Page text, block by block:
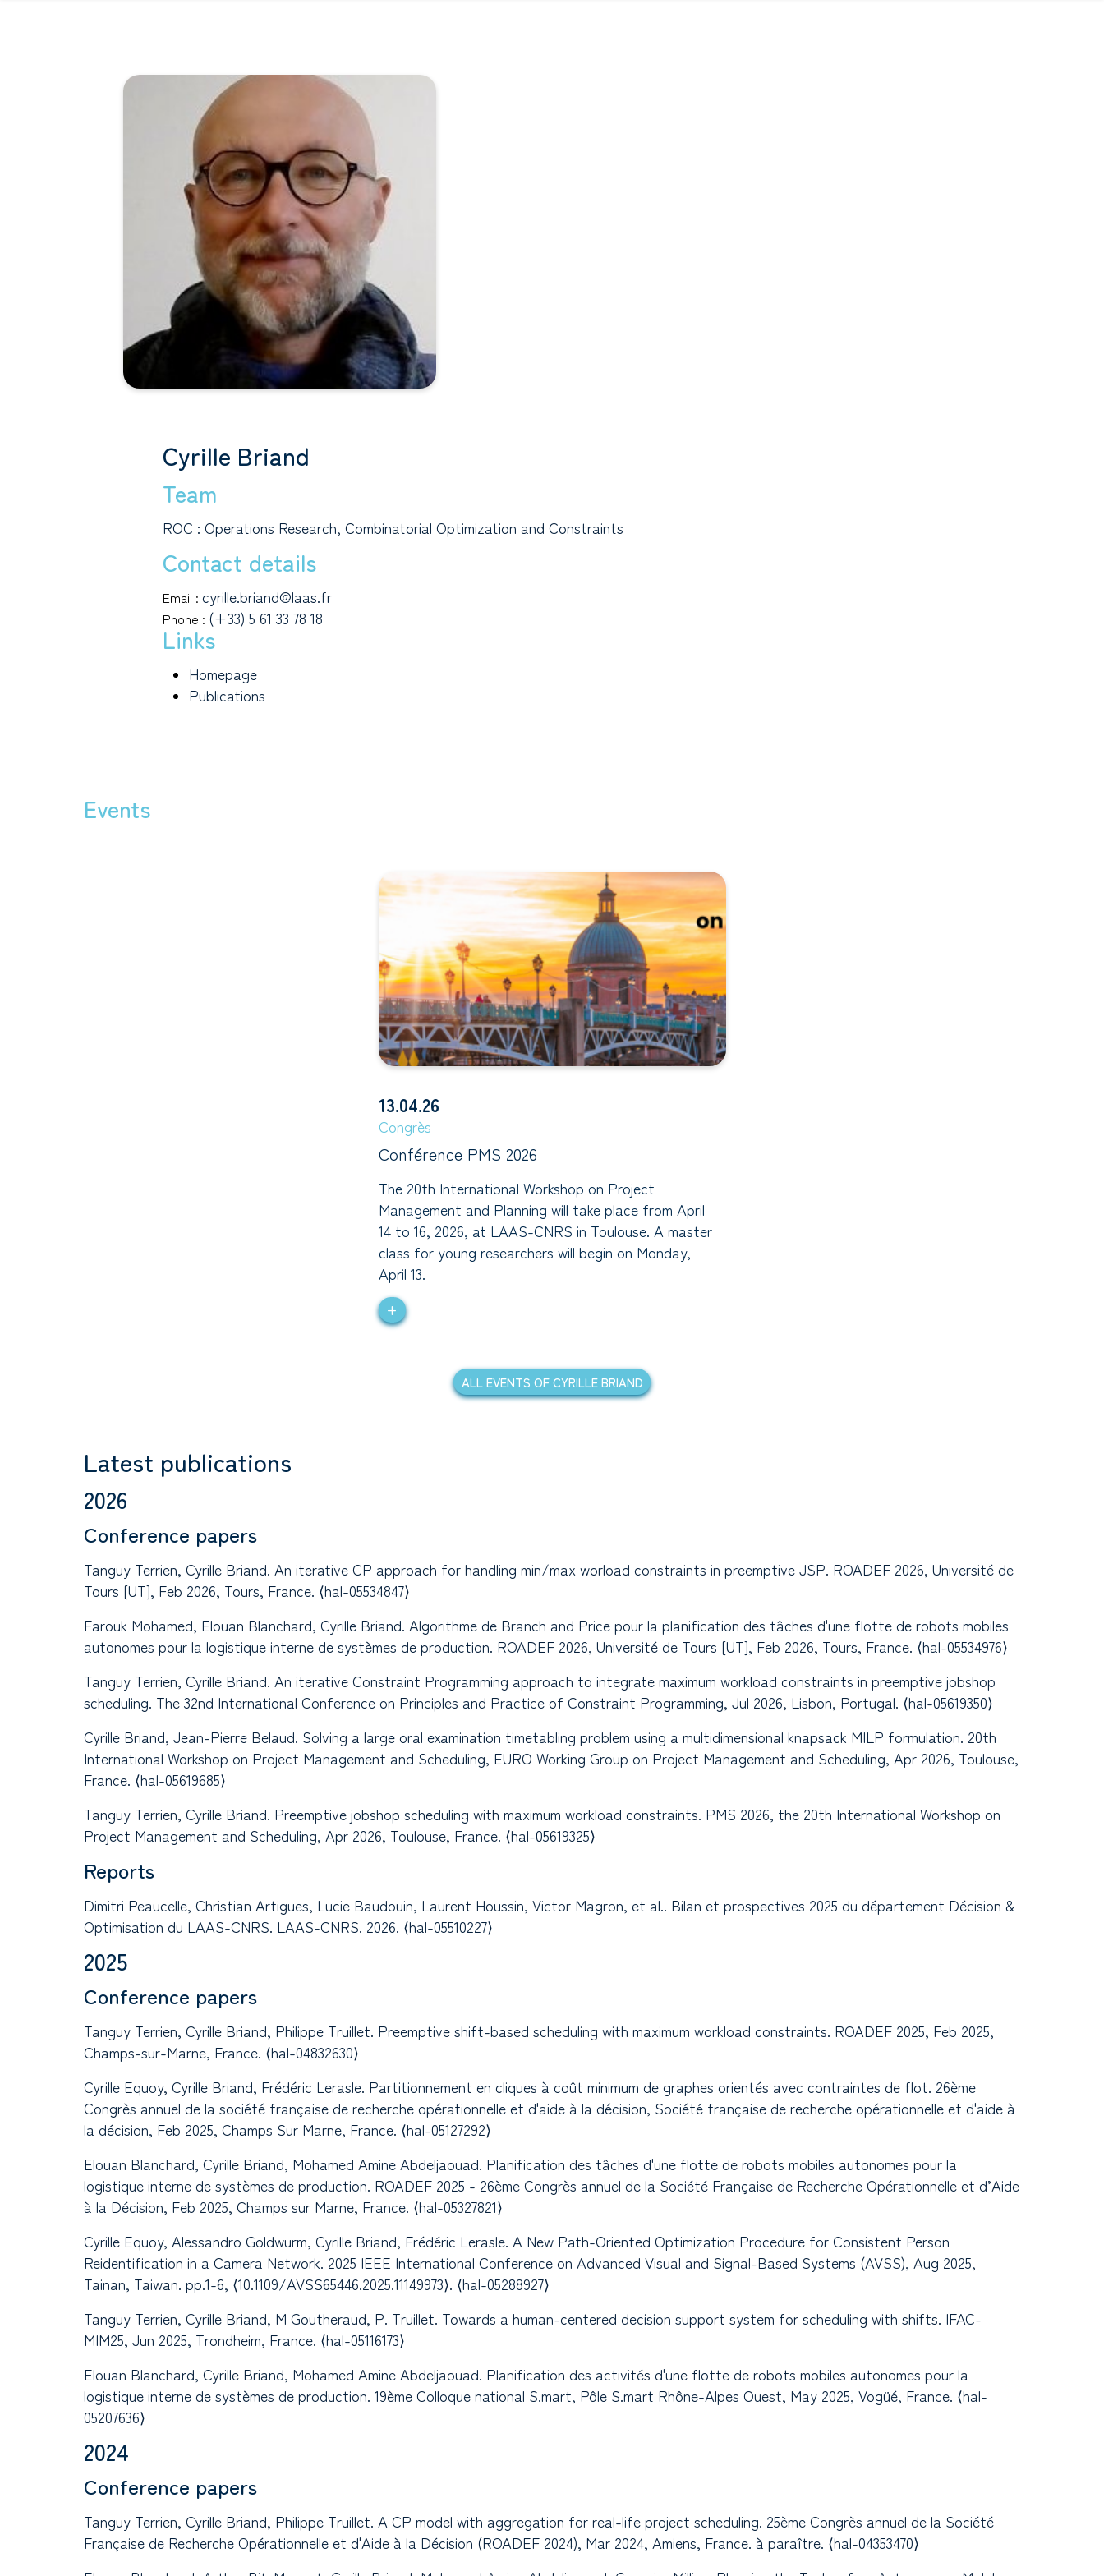
Cyrille Briand
Team
ROC : Operations Research, Combinatorial Optimization and Constraints
Contact details
Email : cyrille.briand@laas.fr
Phone : (+33) 5 61 33 78 18
Links
Homepage
Publications
Events
13.04.26
Congrès
Conférence PMS 2026
The 20th International Workshop on Project
Management and Planning will take place from April
14 to 16, 2026, at LAAS-CNRS in Toulouse. A master
class for young researchers will begin on Monday,
April 13.
+
ALL EVENTS OF CYRILLE BRIAND
Latest publications
2026
Conference papers
Tanguy Terrien, Cyrille Briand. An iterative CP approach for handling min/max worload constraints in preemptive JSP. ROADEF 2026, Université de
Tours [UT], Feb 2026, Tours, France. ⟨hal-05534847⟩
Farouk Mohamed, Elouan Blanchard, Cyrille Briand. Algorithme de Branch and Price pour la planification des tâches d'une flotte de robots mobiles
autonomes pour la logistique interne de systèmes de production. ROADEF 2026, Université de Tours [UT], Feb 2026, Tours, France. ⟨hal-05534976⟩
Tanguy Terrien, Cyrille Briand. An iterative Constraint Programming approach to integrate maximum workload constraints in preemptive jobshop
scheduling. The 32nd International Conference on Principles and Practice of Constraint Programming, Jul 2026, Lisbon, Portugal. ⟨hal-05619350⟩
Cyrille Briand, Jean-Pierre Belaud. Solving a large oral examination timetabling problem using a multidimensional knapsack MILP formulation. 20th
International Workshop on Project Management and Scheduling, EURO Working Group on Project Management and Scheduling, Apr 2026, Toulouse,
France. ⟨hal-05619685⟩
Tanguy Terrien, Cyrille Briand. Preemptive jobshop scheduling with maximum workload constraints. PMS 2026, the 20th International Workshop on
Project Management and Scheduling, Apr 2026, Toulouse, France. ⟨hal-05619325⟩
Reports
Dimitri Peaucelle, Christian Artigues, Lucie Baudouin, Laurent Houssin, Victor Magron, et al.. Bilan et prospectives 2025 du département Décision &
Optimisation du LAAS-CNRS. LAAS-CNRS. 2026. ⟨hal-05510227⟩
2025
Conference papers
Tanguy Terrien, Cyrille Briand, Philippe Truillet. Preemptive shift-based scheduling with maximum workload constraints. ROADEF 2025, Feb 2025,
Champs-sur-Marne, France. ⟨hal-04832630⟩
Cyrille Equoy, Cyrille Briand, Frédéric Lerasle. Partitionnement en cliques à coût minimum de graphes orientés avec contraintes de flot. 26ème
Congrès annuel de la société française de recherche opérationnelle et d'aide à la décision, Société française de recherche opérationnelle et d'aide à
la décision, Feb 2025, Champs Sur Marne, France. ⟨hal-05127292⟩
Elouan Blanchard, Cyrille Briand, Mohamed Amine Abdeljaouad. Planification des tâches d'une flotte de robots mobiles autonomes pour la
logistique interne de systèmes de production. ROADEF 2025 - 26ème Congrès annuel de la Société Française de Recherche Opérationnelle et d’Aide
à la Décision, Feb 2025, Champs sur Marne, France. ⟨hal-05327821⟩
Cyrille Equoy, Alessandro Goldwurm, Cyrille Briand, Frédéric Lerasle. A New Path-Oriented Optimization Procedure for Consistent Person
Reidentification in a Camera Network. 2025 IEEE International Conference on Advanced Visual and Signal-Based Systems (AVSS), Aug 2025,
Tainan, Taiwan. pp.1-6, ⟨10.1109/AVSS65446.2025.11149973⟩. ⟨hal-05288927⟩
Tanguy Terrien, Cyrille Briand, M Goutheraud, P. Truillet. Towards a human-centered decision support system for scheduling with shifts. IFAC-
MIM25, Jun 2025, Trondheim, France. ⟨hal-05116173⟩
Elouan Blanchard, Cyrille Briand, Mohamed Amine Abdeljaouad. Planification des activités d'une flotte de robots mobiles autonomes pour la
logistique interne de systèmes de production. 19ème Colloque national S.mart, Pôle S.mart Rhône-Alpes Ouest, May 2025, Vogüé, France. ⟨hal-
05207636⟩
2024
Conference papers
Tanguy Terrien, Cyrille Briand, Philippe Truillet. A CP model with aggregation for real-life project scheduling. 25ème Congrès annuel de la Société
Française de Recherche Opérationnelle et d'Aide à la Décision (ROADEF 2024), Mar 2024, Amiens, France. à paraître. ⟨hal-04353470⟩